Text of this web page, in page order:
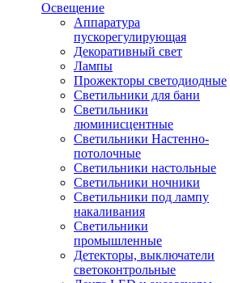
Освещение
Аппаратура
пускорегулирующая
Декоративный свет
Лампы
Прожекторы светодиодные
Светильники для бани
Светильники
люминисцентные
Светильники Настенно-
потолочные
Светильники настольные
Светильники ночники
Светильники под лампу
накаливания
Светильники
промышленные
Детекторы, выключатели
светоконтрольные